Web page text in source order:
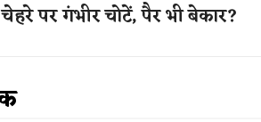
पर गंभीर चोटें, पैर भी बेकार?